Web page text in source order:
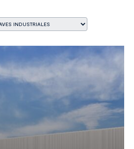
Contacto
México